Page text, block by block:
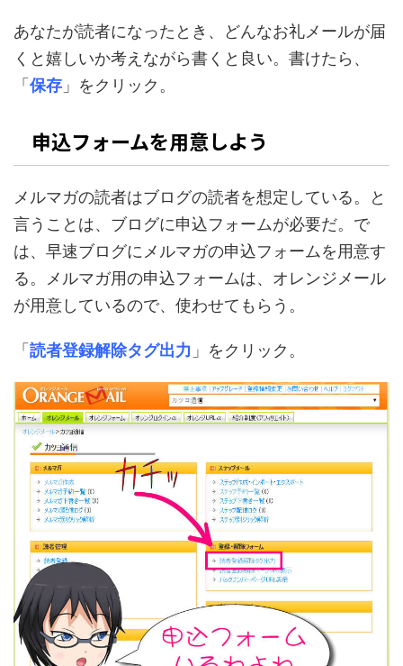
あなたが読者になったとき、どんなお礼メールが届
くと嬉しいか考えながら書くと良い。書けたら、
「 保存 」をクリック。
申込フォームを用意しよう
メルマガの読者はブログの読者を想定している。と
言うことは、ブログに申込フォームが必要だ。で
は、早速ブログにメルマガの申込フォームを用意す
る。メルマガ用の申込フォームは、オレンジメール
が用意しているので、使わせてもらう。
「 読者登録解除タグ出力 」をクリック。